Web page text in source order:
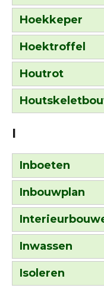
Hoekkeper
Hoektroffel
Houtrot
I
Inboeten
Inbouwplan
Inwassen
Isoleren